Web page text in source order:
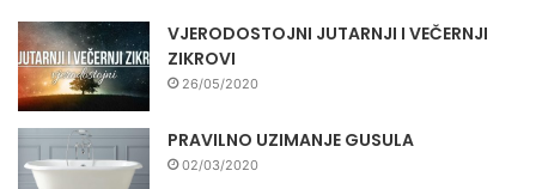
VJERODOSTOJNI JUTARNJI I VEČERNJI
ZIKROVI
26/05/2020
PRAVILNO UZIMANJE GUSULA
02/03/2020